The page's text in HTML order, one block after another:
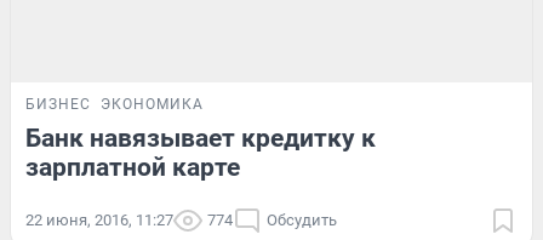
БИЗНЕС ЭКОНОМИКА
Банк навязывает кредитку к
зарплатной карте
22 июня, 2016, 11:27 774 Обсудить